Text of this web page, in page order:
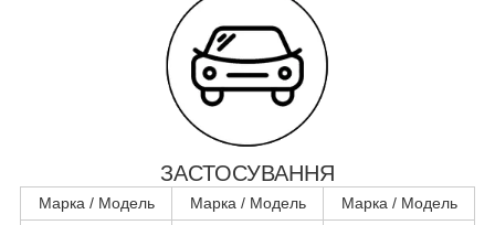
ЗАСТОСУВАННЯ
Марка / Модель Марка / Модель
Марка / Модель